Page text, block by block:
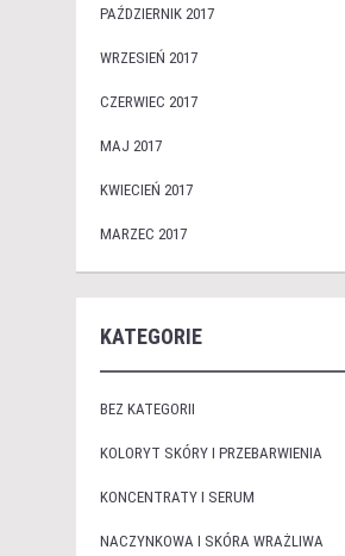
PAŹDZIERNIK 2017
WRZESIEŃ 2017
CZERWIEC 2017
MAJ 2017
KWIECIEŃ 2017
MARZEC 2017
KATEGORIE
BEZ KATEGORII
KOLORYT SKÓRY I PRZEBARWIENIA
KONCENTRATY I SERUM
NACZYNKOWA I SKÓRA WRAŻLIWA